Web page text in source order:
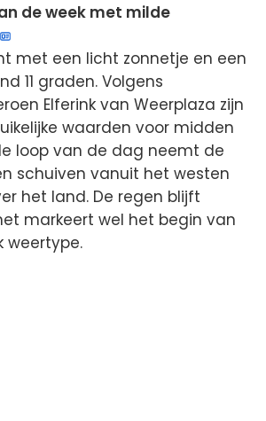
de week met milde
met een licht zonnetje en een
11 graden. Volgens
Elferink van Weerplaza zijn
waarden voor midden
loop van de dag neemt de
schuiven vanuit het westen
het land. De regen blijft
markeert wel het begin van
weertype.